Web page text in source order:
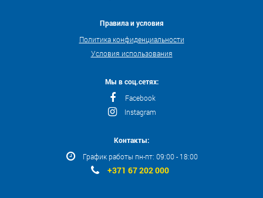
Правила и условия
Политика конфиденциальности
Условия использования
Мы в соц.сетях:
Facebook
Instagram
Контакты:
График работы пн-пт: 09:00 - 18:00
+371 67 202 000